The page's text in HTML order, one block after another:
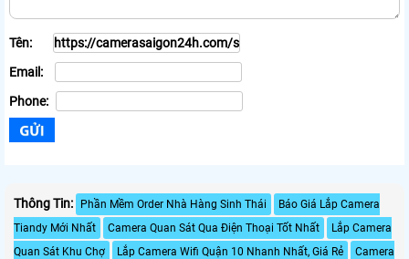
Tên:
Email:
Phone:
Thông Tin: Phần Mềm Order Nhà Hàng Sinh Thái
Báo Giá Lắp Camera
Tiandy Mới Nhất
Camera Quan Sát Qua Điện Thoại Tốt Nhất
Lắp Camera
Quan Sát Khu Chợ
Lắp Camera Wifi Quận 10 Nhanh Nhất, Giá Rẻ
Camera